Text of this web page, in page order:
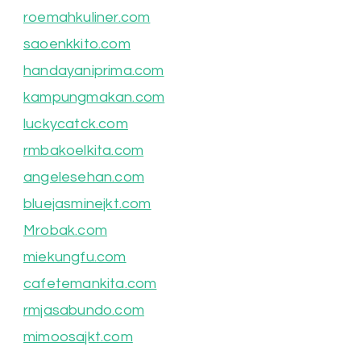
roemahkuliner.com
saoenkkito.com
handayaniprima.com
kampungmakan.com
luckycatck.com
rmbakoelkita.com
angelesehan.com
bluejasminejkt.com
Mrobak.com
miekungfu.com
cafetemankita.com
rmjasabundo.com
mimoosajkt.com